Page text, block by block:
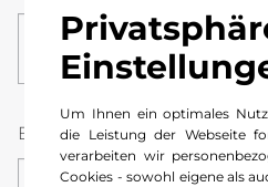
Um Ihnen ein optimales
die Leistung der Webseite
verarbeiten wir
Cookies - sowohl eigene als
E-Mail*